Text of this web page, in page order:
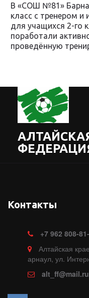
В «СОШ №81»
класс с тренером
для учащихся 2-го
поработали
проведённую
Контакты
+7 962 808-
Алтайская
арнаул, ул.
alt_ff@mail.ru